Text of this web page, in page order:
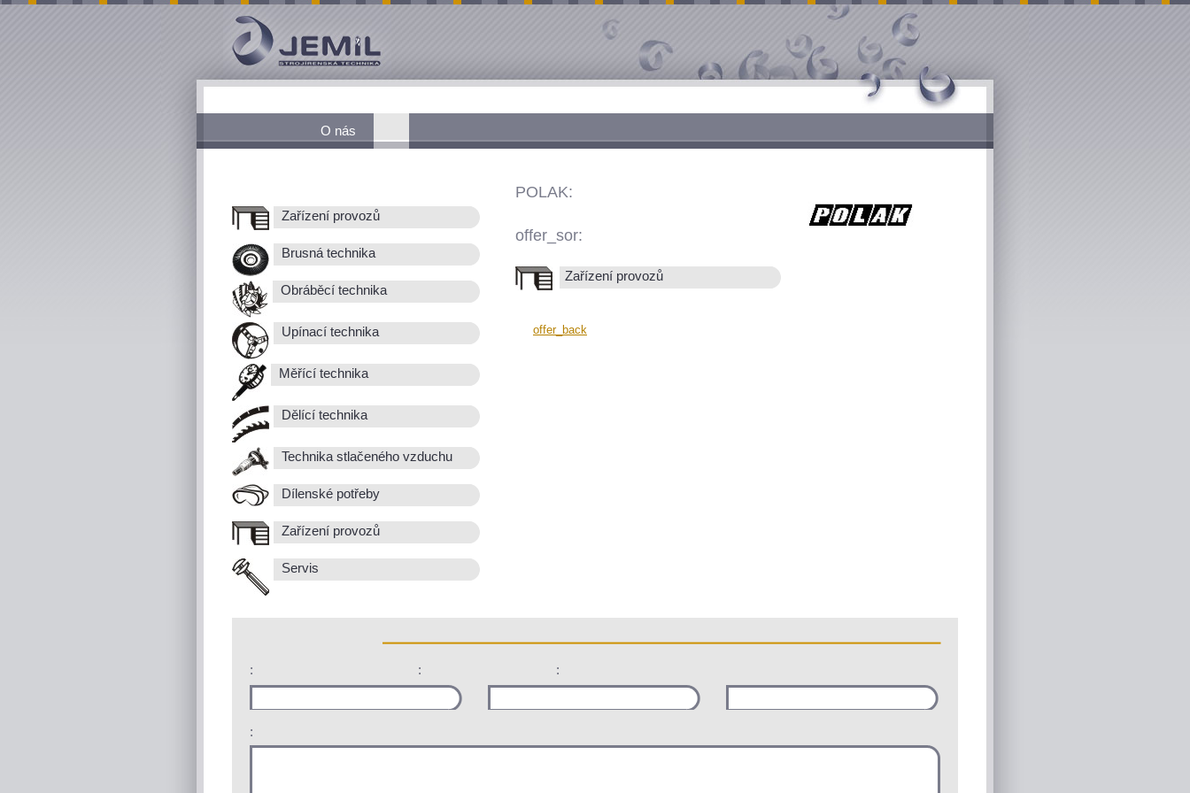
O nás
Zařízení provozů
Brusná technika
Obráběcí technika
Upínací technika
Měřící technika
Dělící technika
Technika stlačeného vzduchu
Dílenské potřeby
Zařízení provozů
Servis
POLAK:
offer_sor:
Zařízení provozů
offer_back
: : :
: